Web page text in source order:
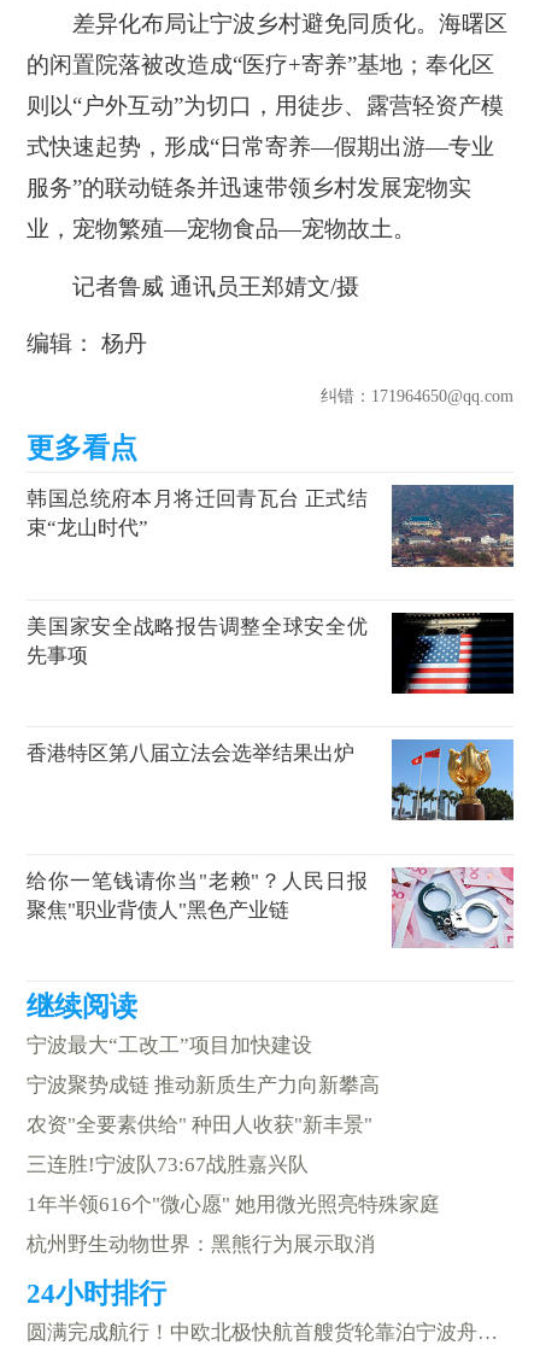
差异化布局让宁波乡村避免同质化。海曙区
的闲置院落被改造成“医疗+寄养”基地；奉化区
则以“户外互动”为切口，用徒步、露营轻资产模
式快速起势，形成“日常寄养—假期出游—专业
服务”的联动链条并迅速带领乡村发展宠物实
业，宠物繁殖—宠物食品—宠物故土。
记者鲁威 通讯员王郑婧文/摄
编辑： 杨丹
纠错：171964650@qq.com
韩国总统府本月将迁回青瓦台 正式结
束“龙山时代”
美国家安全战略报告调整全球安全优
先事项
香港特区第八届立法会选举结果出炉
给你一笔钱请你当"老赖"？人民日报
聚焦"职业背债人"黑色产业链
宁波最大“工改工”项目加快建设
宁波聚势成链 推动新质生产力向新攀高
农资"全要素供给" 种田人收获"新丰景"
三连胜!宁波队73:67战胜嘉兴队
1年半领616个"微心愿" 她用微光照亮特殊家庭
杭州野生动物世界：黑熊行为展示取消
圆满完成航行！中欧北极快航首艘货轮靠泊宁波舟山港